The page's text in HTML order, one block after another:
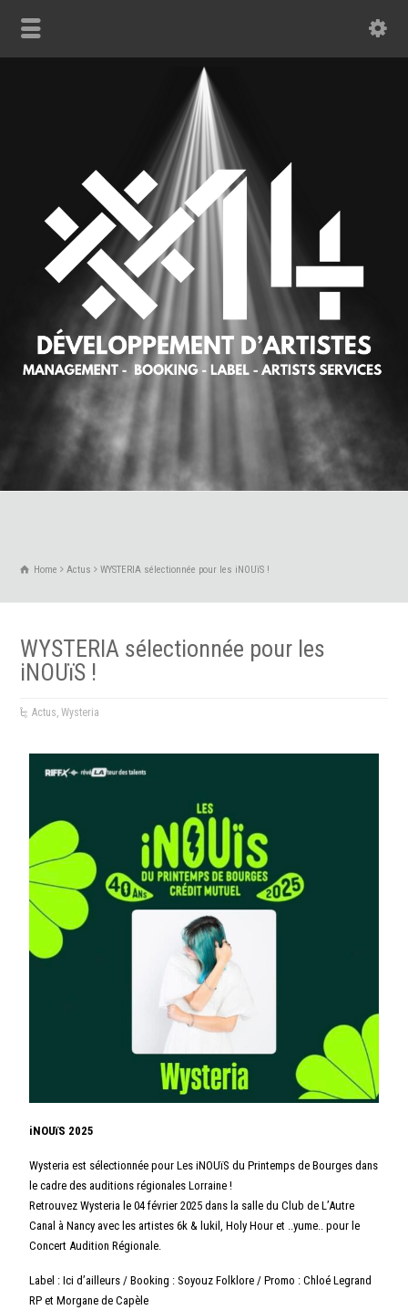
Home Actus WYSTERIA sélectionnée pour les iNOUïS !
WYSTERIA sélectionnée pour les
iNOUïS !
Actus,Wysteria
iNOUïS 2025
Wysteria est sélectionnée pour Les iNOUïS du Printemps de Bourges dans
le cadre des auditions régionales Lorraine !
Retrouvez Wysteria le 04 février 2025 dans la salle du Club de L’Autre
Canal à Nancy avec les artistes 6k & lukil, Holy Hour et ..yume.. pour le
Concert Audition Régionale.
Label : Ici d’ailleurs / Booking : Soyouz Folklore / Promo : Chloé Legrand
RP et Morgane de Capèle